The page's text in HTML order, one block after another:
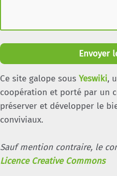
Envoyer
Ce site galope sous Yeswiki,
coopération et porté par un
préserver et développer le
conviviaux.
Sauf mention contraire, le
Licence Creative Commons